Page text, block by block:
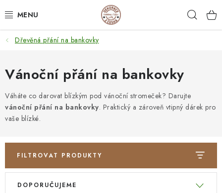
na
NEJPRODÁVANĚJŠÍ
SVATEBNÍ DARY/ DEKORACE 💍
DÁRKOVÉ BOXY A KRABIČKY
DÁRKY K NAROZENINÁM
PERSONALIZOVANÉ DÁRKY ✨
DÁRKY
Dřevěná přání na bankovky
Vánoční přání na bankovky
Váháte co darovat blízkým pod vánoční stromeček? Darujte
vánoční přání na bankovky. Praktický a zároveň vtipný dárek pro
vaše blízké.
FILTROVAT PRODUKTY
V
Ř
DOPORUČUJEME